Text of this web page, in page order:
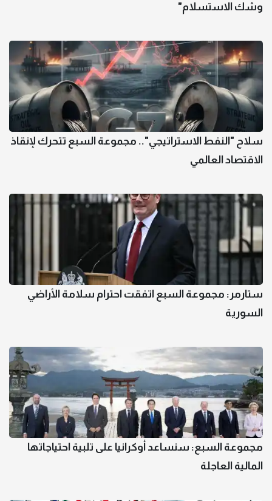
وشك الاستسلام"
سلاح "النفط الاستراتيجي".. مجموعة السبع تتحرك لإنقاذ
الاقتصاد العالمي
ستارمر: مجموعة السبع اتفقت احترام سلامة الأراضي
السورية
مجموعة السبع: سنساعد أوكرانيا على تلبية احتياجاتها
المالية العاجلة